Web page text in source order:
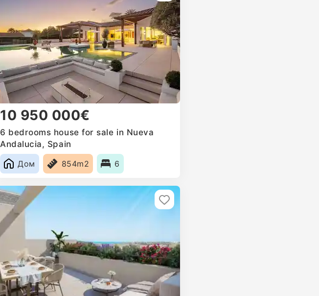
10 950 000€
6 bedrooms house for sale in Nueva
Andalucia, Spain
Дом
854m2 6